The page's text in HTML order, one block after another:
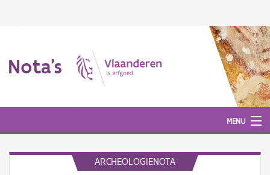
Nota's
MENU
ARCHEOLOGIENOTA